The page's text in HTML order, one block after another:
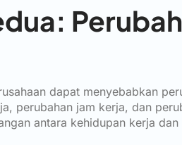
dapat menyebabkan
perubahan jam kerja, dan
antara kehidupan kerja